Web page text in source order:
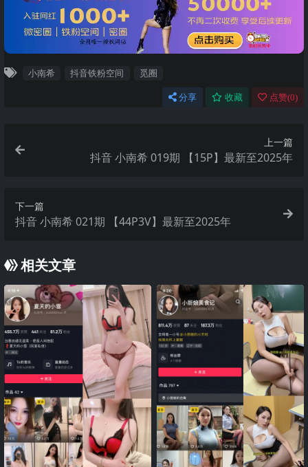
小南希 抖音铁粉空间 觅圈
分享 收藏 点赞(0)
上一篇
抖音 小南希 019期 【15P】最新至2025年
下一篇
抖音 小南希 021期 【44P3V】最新至2025年
相关文章